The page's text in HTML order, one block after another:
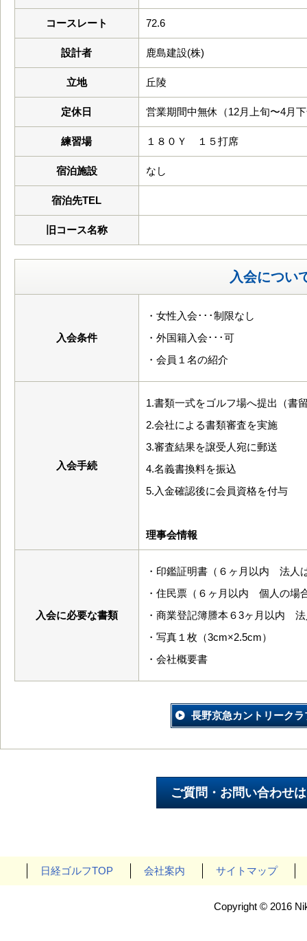
コースレート 72.6
設計者 鹿島建設(株)
立地 丘陵
定休日 営業期間中無休（12月上旬〜4月
練習場 １８０Ｙ １５打席
宿泊施設 なし
宿泊先TEL
旧コース名称
入会につい
入会条件
・女性入会･･･制限なし
・外国籍入会･･･可
・会員１名の紹介
入会手続
1.書類一式をゴルフ場へ提出（書
2.会社による書類審査を実施
3.審査結果を譲受人宛に郵送
4.名義書換料を振込
5.入金確認後に会員資格を付与
理事会情報
入会に必要な書類
・印鑑証明書（６ヶ月以内 法人
・住民票（６ヶ月以内 個人の場
・商業登記簿謄本６3ヶ月以内
・写真１枚（3cm×2.5cm）
・会社概要書
長野京急カントリーク
日経ゴルフTOP 会社案内 サイトマップ
Copyright © 2016